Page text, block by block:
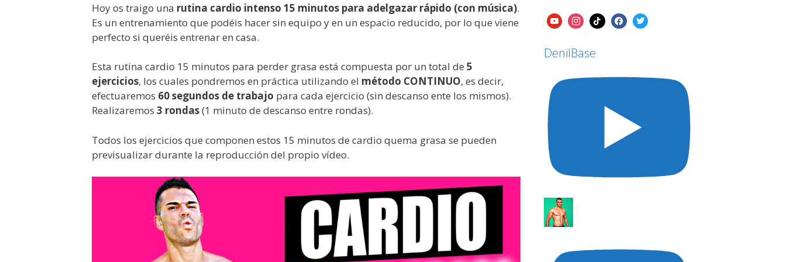
Hoy os traigo una rutina cardio intenso 15 minutos para adelgazar rápido (con música).
Es un entrenamiento que podéis hacer sin equipo y en un espacio reducido, por lo que viene
perfecto si queréis entrenar en casa.
Esta rutina cardio 15 minutos para perder grasa está compuesta por un total de 5
ejercicios, los cuales pondremos en práctica utilizando el método CONTINUO, es decir,
efectuaremos 60 segundos de trabajo para cada ejercicio (sin descanso ente los mismos).
Realizaremos 3 rondas(1 minuto de descanso entre rondas).
Todos los ejercicios que componen estos 15 minutos de cardio quema grasa se pueden
previsualizar durante la reproducción del propio vídeo.
DenilBase